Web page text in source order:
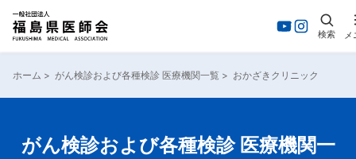
検索 メ
ホーム > がん検診および各種検診 医療機関一覧 > おかざきクリニック
がん検診および各種検診 医療機関一